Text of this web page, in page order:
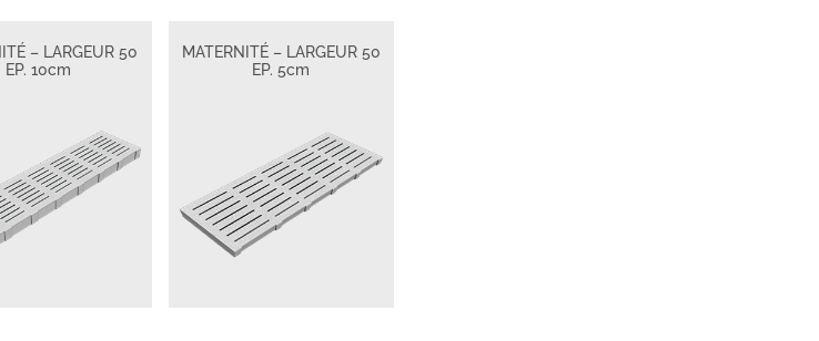
– LARGEUR 50
EP. 10cm
MATERNITÉ – LARGEUR 50
EP. 5cm